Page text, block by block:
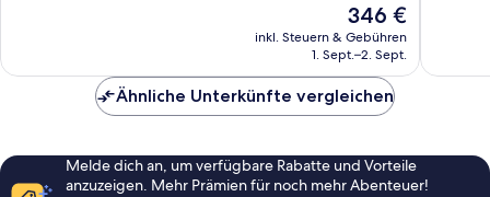
Der
Preis
beträgt
346 €
inkl. Steuern & Gebühren
1. Sept.–2. Sept.
Ähnliche Unterkünfte vergleichen
Melde dich an, um verfügbare Rabatte und Vorteile
anzuzeigen. Mehr Prämien für noch mehr Abenteuer!